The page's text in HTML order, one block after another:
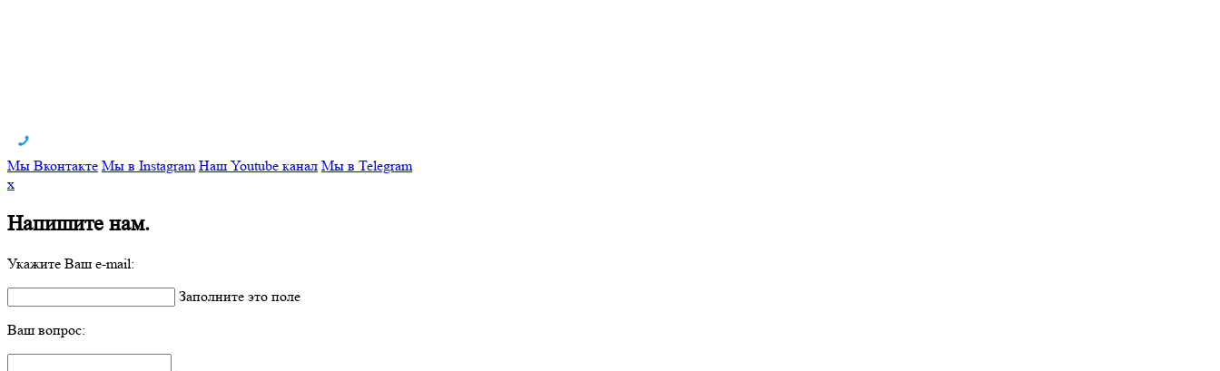
Мы Вконтакте Мы в Instagram Наш Youtube канал Мы в Telegram
x
Напишите нам.
Укажите Ваш e-mail:
Заполните это поле
Ваш вопрос: